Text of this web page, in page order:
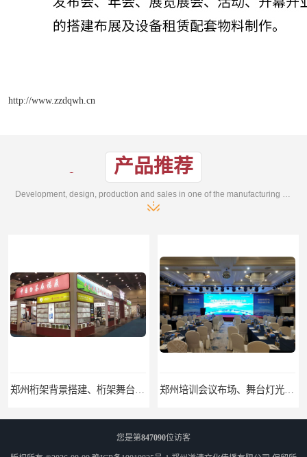
http://www.zzdqwh.cn
产品推荐
您是第847090位访客